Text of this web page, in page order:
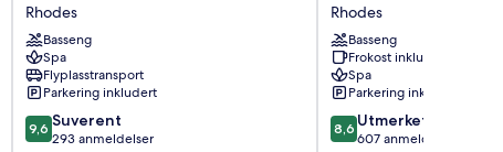
Villas
&
Spa
Rhodes
Rhodes
Basseng
Spa
Flyplasstransport
Parkering inkludert
9.6
av
9,6 Suverent
293 anmeldelser
&
Spa
Rhodes
Rhodes
Basseng
Frokost inkludert
Spa
Parkering inkludert
8.6
av
8,6 Utmerket
607 anmeldelser